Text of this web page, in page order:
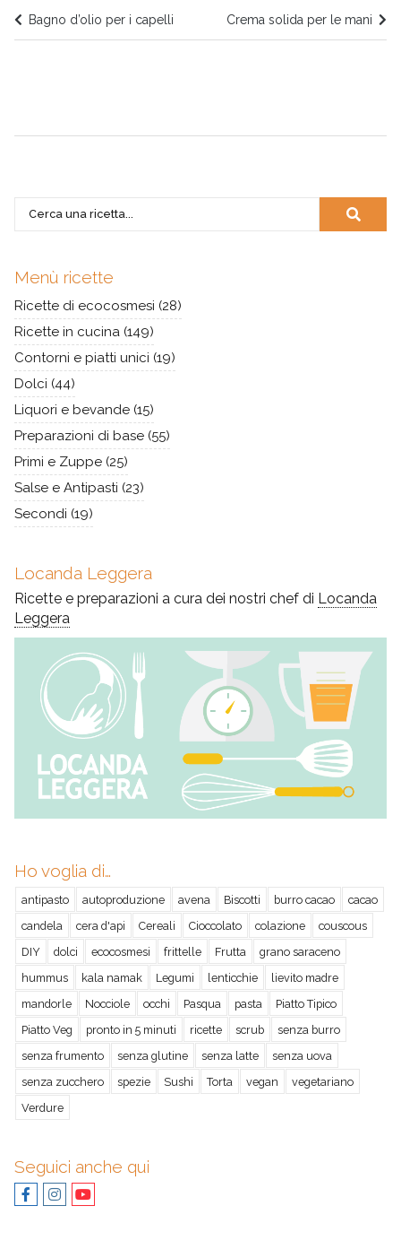
Bagno d’olio per i capelli Crema solida per le mani
Menù ricette
Ricette di ecocosmesi (28)
Ricette in cucina (149)
Contorni e piatti unici (19)
Dolci (44)
Liquori e bevande (15)
Preparazioni di base (55)
Primi e Zuppe (25)
Salse e Antipasti (23)
Secondi (19)
Locanda Leggera
Ricette e preparazioni a cura dei nostri chef di Locanda
Leggera
Ho voglia di…
antipasto autoproduzione avena Biscotti burro cacao
cacao
candela
cera d'api Cereali Cioccolato colazione
couscous
DIY
dolci ecocosmesi frittelle Frutta
grano saraceno
hummus
kala namak Legumi lenticchie
lievito madre
mandorle
Nocciole occhi Pasqua pasta
Piatto Tipico
Piatto Veg
pronto in 5 minuti ricette scrub
senza burro
senza frumento
senza glutine senza latte
senza uova
senza zucchero
spezie Sushi Torta vegan
vegetariano
Verdure
Seguici anche qui